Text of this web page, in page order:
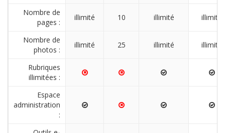
Nombre de
pages :
illimité 10 illimité illimité
Nombre de
photos :
illimité 25 illimité illimité
Rubriques
illimitées :
Espace
administration
: